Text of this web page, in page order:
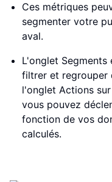
Ces métriques
segmenter votre
aval.
L'onglet
filtrer et regrouper
l'onglet Actions
vous pouvez
fonction de vos
calculés.